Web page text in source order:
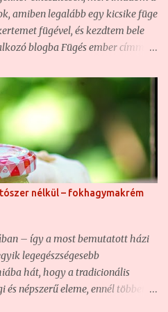
elhatároztuk, hogy 2 kg
elfogyasztásra szántuk) az
amiben legalább egy kicsike füge
fügével, és kezdtem bele
blogba Fügés ember címmel.
ezért nagyon nehéz jó
háziasszonyok tollából. A
is nagyjából mind ugyanazok.
dobálj bele fügét, önts bele
kész is. A merészebbek talán
is tesznek bele... Aki rendszeres
vezetett blogunknak, az viszont
vagyok. Szeretem a finom
különleges, de ugyanakkor jól
kísérletezni is, így sokszor
nélkül – fokhagymakrém
– így a most bemutatott házi
legegészségesebb
hát, hogy a tradicionális
népszerű eleme, ennél többet